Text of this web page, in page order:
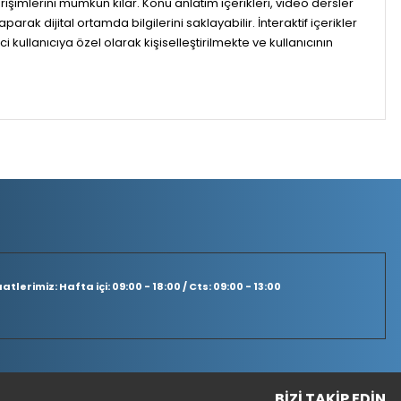
dijital ortamda bilgilerini saklayabilir. İnteraktif içerikler
özel olarak kişiselleştirilmekte ve kullanıcının
Hafta içi: 09:00 - 18:00 / Cts: 09:00 - 13:00